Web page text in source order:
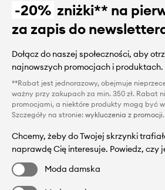
-20% zniżki** na
za zapis do
Dołącz do naszej społeczności, aby
najnowszych promocjach i produktach.
**Rabat jest jednorazowy, obejmuje
ważny przy zakupach za min. 350 zł. Rabat
promocjami, a niektóre produkty mogą być
Szczegóły na stronie: wykluczenia z promocji.
Chcemy, żeby do Twojej skrzynki
naprawdę Cię interesuje. Powiedz, czy
Moda damska